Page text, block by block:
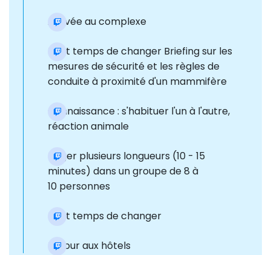
Arrivée au complexe
Il est temps de changer Briefing sur les
mesures de sécurité et les règles de
conduite à proximité d'un mammifère
Connaissance : s'habituer l'un à l'autre,
réaction animale
Nager plusieurs longueurs (10 - 15
minutes) dans un groupe de 8 à
10 personnes
Il est temps de changer
Retour aux hôtels